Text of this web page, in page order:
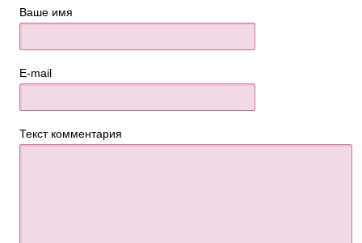
Ваше имя
E-mail
Текст комментария